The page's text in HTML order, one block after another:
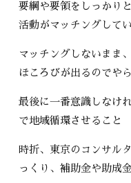
要綱や要領をしっかり
活動がマッチングして
マッチングしないまま
ほころびが出るのでや
最後に一番意識しなけ
で地域循環させること
時折、東京のコンサル
っくり、補助金や助成